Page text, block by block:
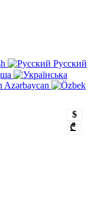
Русский
Azərbaycan
$
₾